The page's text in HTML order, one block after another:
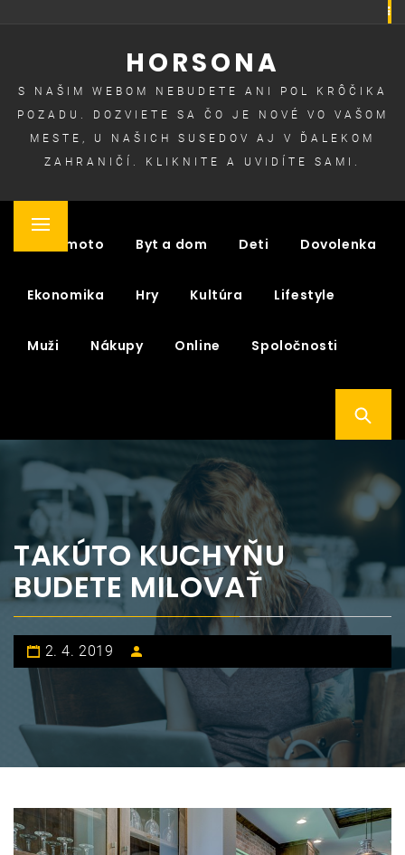
HORSONA
S NAŠIM WEBOM NEBUDETE ANI POL KRÔČIKA
POZADU. DOZVIETE SA ČO JE NOVÉ VO VAŠOM
MESTE, U NAŠICH SUSEDOV AJ V ĎALEKOM
ZAHRANIČÍ. KLIKNITE A UVIDÍTE SAMI.
Primary
Auto moto Byt a dom Deti Dovolenka
Ekonomika Hry Kultúra Lifestyle
Muži Nákupy Online Spoločnosti
TAKÚTO KUCHYŇU
BUDETE MILOVAŤ
2. 4. 2019